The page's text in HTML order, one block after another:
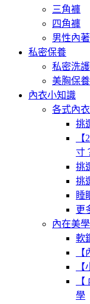
三角褲
四角褲
男性內著
私密保養
私密洗
美胸保養
內衣小知識
各式內
挑
寸
挑
挑
睡
更
內在美
軟
學